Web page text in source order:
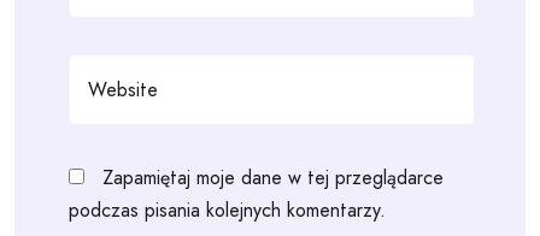
Zapamiętaj moje dane w tej przeglądarce
podczas pisania kolejnych komentarzy.